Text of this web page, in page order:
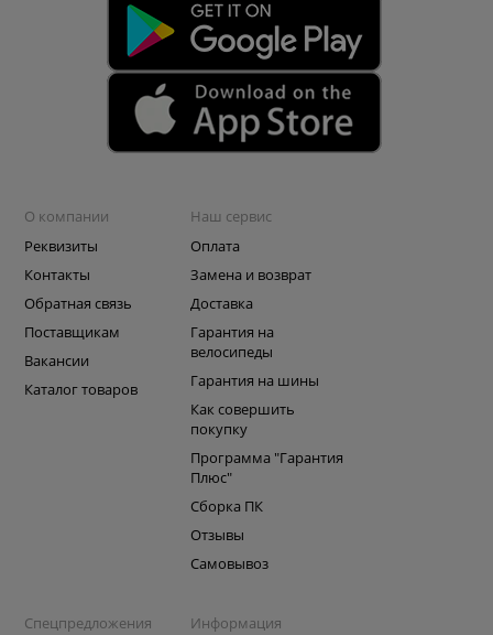
О компании
Реквизиты
Контакты
Обратная связь
Поставщикам
Вакансии
Каталог товаров
Наш сервис
Оплата
Замена и возврат
Доставка
Гарантия на
велосипеды
Гарантия на шины
Как совершить
покупку
Программа "Гарантия
Плюс"
Сборка ПК
Отзывы
Самовывоз
Спецпредложения
Информация